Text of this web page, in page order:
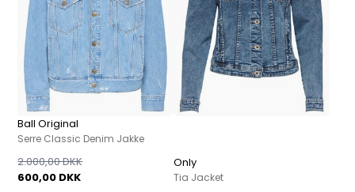
Ball Original
Serre Classic Denim Jakke
600,00 DKK
2.000,00 DKK Only
Tia Jacket